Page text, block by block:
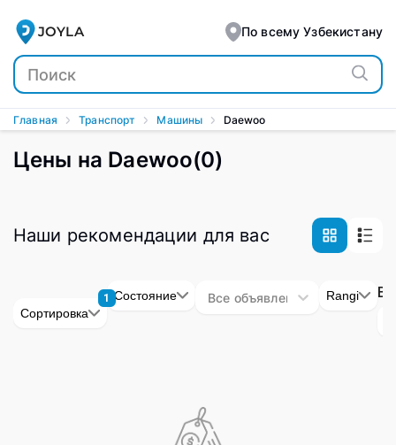
JOYLA По всему Узбекистану
Главная Транспорт Машины Daewoo
Цены на Daewoo(0)
Наши рекомендации для вас
Сортировка
1 Состояние Все объявления Rangi